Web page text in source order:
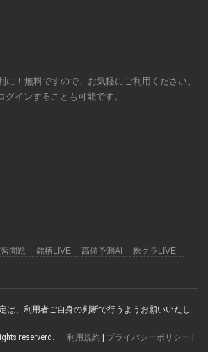
に！無料ですので、お気軽にご利用ください。
インすることも可能です。
問題 銘柄LIVE 高値予測AI 株クラLIVE
は、利用者ご自身の判断で行うようお願いいたし
reserverd. 利用規約 プライバシーポリシー